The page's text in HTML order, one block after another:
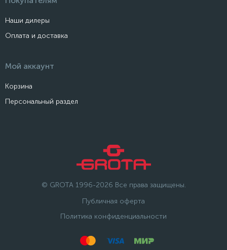
Наши дилеры
Оплата и доставка
Мой аккаунт
Корзина
Персональный раздел
© GROTA 1996-2026 Все права защищены.
Публичная оферта
Политика конфиденциальности